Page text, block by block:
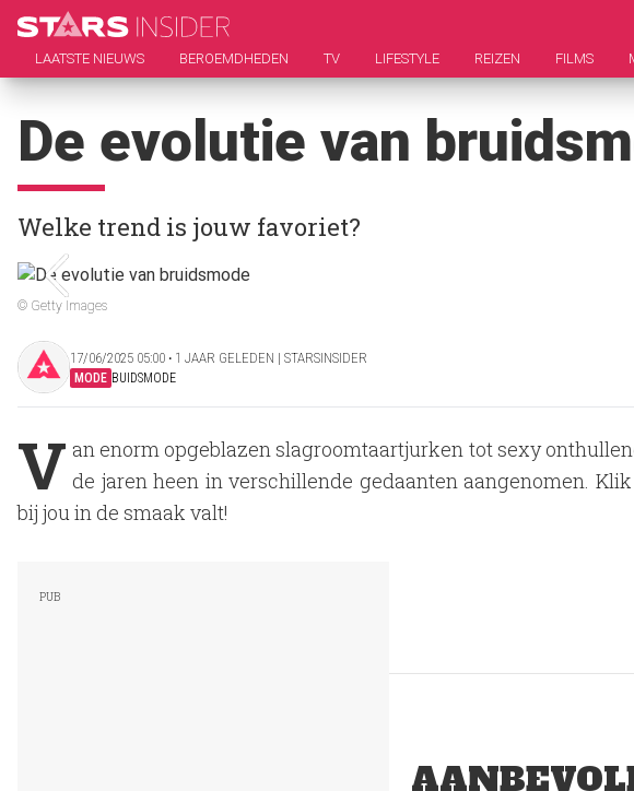
LAATSTE NIEUWS BEROEMDHEDEN TV LIFESTYLE REIZEN FILMS
De evolutie van
Welke trend is jouw favoriet?
© Getty Images
17/06/2025 05:00 ‧ 1 JAAR GELEDEN | STARSINSIDER
MODE BUIDSMODE
V an enorm opgeblazen slagroomtaartjurken tot sexy
de jaren heen in verschillende gedaanten aangenomen.
bij jou in de smaak valt!